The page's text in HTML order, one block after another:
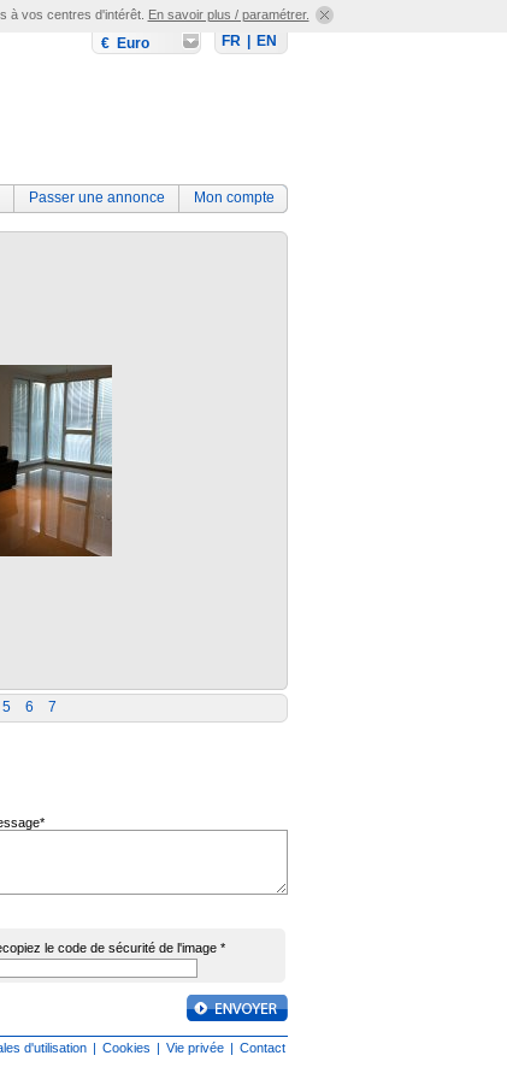
à vos centres d'intérêt. En savoir plus / paramétrer.
FR EN
€ Euro
Passer une annonce Mon compte
5 6 7
le code de sécurité de l'image *
d'utilisation | Cookies | Vie privée | Contact